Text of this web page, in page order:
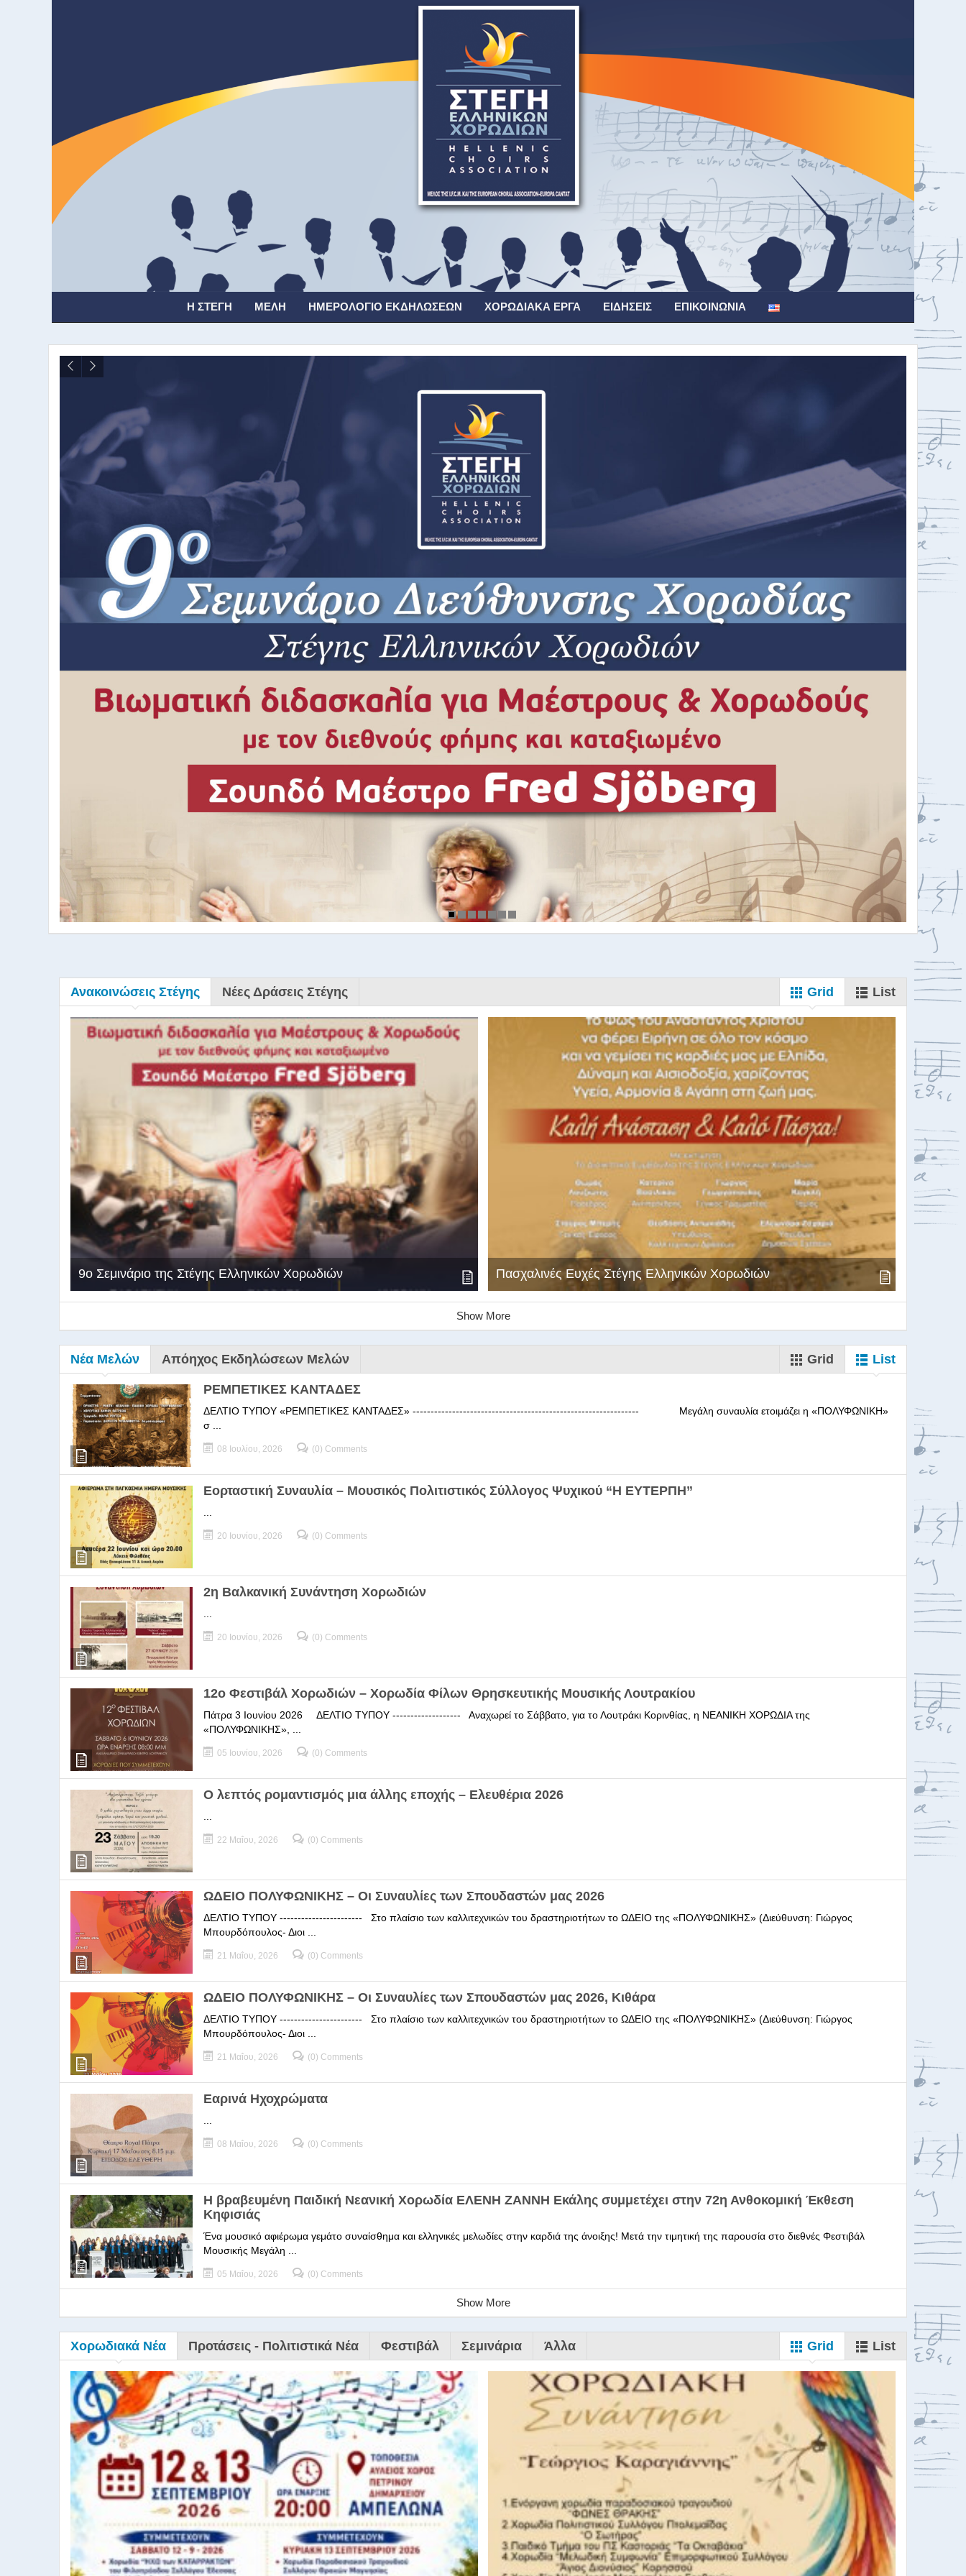
Η ΣΤΈΓΗ ΜΈΛΗ ΗΜΕΡΟΛΌΓΙΟ ΕΚΔΗΛΏΣΕΩΝ ΧΟΡΩΔΙΑΚΆ ΈΡΓΑ ΕΙΔΉΣΕΙΣ ΕΠΙΚΟΙΝΩΝΊΑ
9ο Σεμινάριο της Στέγης Ελληνικών Χορωδιών
9Ο Σεμινάριο Διεύθυνσης Χορωδίας της Στέγης Ελληνικών Χορωδιών Βιωματική διδασκαλία για Μαέστρου...
Ανακοινώσεις Στέγης Νέες Δράσεις Στέγης Grid List
9ο Σεμινάριο της Στέγης Ελληνικών Χορωδιών Πασχαλινές Ευχές Στέγης Ελληνικών Χορωδιών
Show More
Νέα Μελών Απόηχος Εκδηλώσεων Μελών Grid List
ΡΕΜΠΕΤΙΚΕΣ ΚΑΝΤΑΔΕΣ
ΔΕΛΤΙΟ ΤΥΠΟΥ «ΡΕΜΠΕΤΙΚΕΣ ΚΑΝΤΑΔΕΣ» --------------------------------------------------------------- Μεγάλη συναυλία ετοιμάζει η «ΠΟΛΥΦΩΝΙΚΗ»
σ ...
08 Ιουλίου, 2026 (0) Comments
Εορταστική Συναυλία – Μουσικός Πολιτιστικός Σύλλογος Ψυχικού “Η ΕΥΤΕΡΠΗ”
20 Ιουνίου, 2026 (0) Comments
2η Βαλκανική Συνάντηση Χορωδιών
20 Ιουνίου, 2026 (0) Comments
12ο Φεστιβάλ Χορωδιών – Χορωδία Φίλων Θρησκευτικής Μουσικής Λουτρακίου
Πάτρα 3 Ιουνίου 2026 ΔΕΛΤΙΟ ΤΥΠΟΥ ------------------- Αναχωρεί το Σάββατο, για το Λουτράκι Κορινθίας, η ΝΕΑΝΙΚΗ ΧΟΡΩΔΙΑ της
«ΠΟΛΥΦΩΝΙΚΗΣ», ...
05 Ιουνίου, 2026 (0) Comments
Ο λεπτός ρομαντισμός μια άλλης εποχής – Ελευθέρια 2026
22 Μαΐου, 2026 (0) Comments
ΩΔΕΙΟ ΠΟΛΥΦΩΝΙΚΗΣ – Οι Συναυλίες των Σπουδαστών μας 2026
ΔΕΛΤΙΟ ΤΥΠΟΥ ----------------------- Στο πλαίσιο των καλλιτεχνικών του δραστηριοτήτων το ΩΔΕΙΟ της «ΠΟΛΥΦΩΝΙΚΗΣ» (Διεύθυνση: Γιώργος
Μπουρδόπουλος- Διοι ...
21 Μαΐου, 2026 (0) Comments
ΩΔΕΙΟ ΠΟΛΥΦΩΝΙΚΗΣ – Οι Συναυλίες των Σπουδαστών μας 2026, Κιθάρα
ΔΕΛΤΙΟ ΤΥΠΟΥ ----------------------- Στο πλαίσιο των καλλιτεχνικών του δραστηριοτήτων το ΩΔΕΙΟ της «ΠΟΛΥΦΩΝΙΚΗΣ» (Διεύθυνση: Γιώργος
Μπουρδόπουλος- Διοι ...
21 Μαΐου, 2026 (0) Comments
Εαρινά Ηχοχρώματα
08 Μαΐου, 2026 (0) Comments
Η βραβευμένη Παιδική Νεανική Χορωδία ΕΛΕΝΗ ΖΑΝΝΗ Εκάλης συμμετέχει στην 72η Ανθοκομική Έκθεση
Κηφισιάς
Ένα μουσικό αφιέρωμα γεμάτο συναίσθημα και ελληνικές μελωδίες στην καρδιά της άνοιξης! Μετά την τιμητική της παρουσία στο διεθνές Φεστιβάλ
Μουσικής Μεγάλη ...
05 Μαΐου, 2026 (0) Comments
Show More
Χορωδιακά Νέα Προτάσεις - Πολιτιστικά Νέα Φεστιβάλ Σεμινάρια Άλλα Grid List